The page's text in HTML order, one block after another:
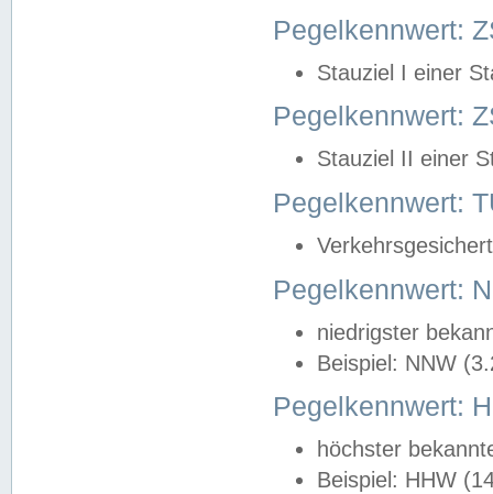
Pegelkennwert:
Stauziel I einer
Pegelkennwert:
Stauziel II einer
Pegelkennwert:
Pegelkennwert:
niedrigster
Beispiel: NNW
Pegelkennwert:
höchster
Beispiel: HHW